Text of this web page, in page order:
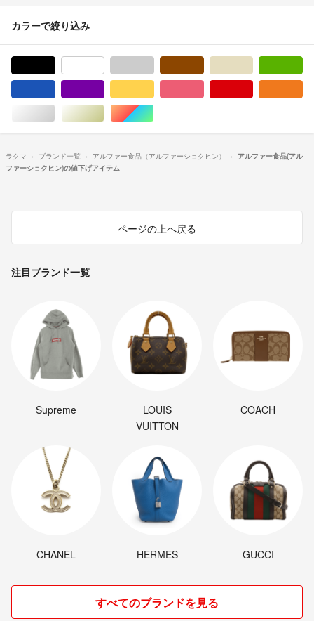
カラーで絞り込み
シルバー/銀色系ゴールド/金色系マルチカラー
ラクマ ブランド一覧 アルファー食品（アルファーショクヒン）
アルファー食品(アル
ファーショクヒン)の値下げアイテム
ページの上へ戻る
注目ブランド一覧
Supreme
LOUIS
VUITTON
COACH
CHANEL HERMES GUCCI
すべてのブランドを見る